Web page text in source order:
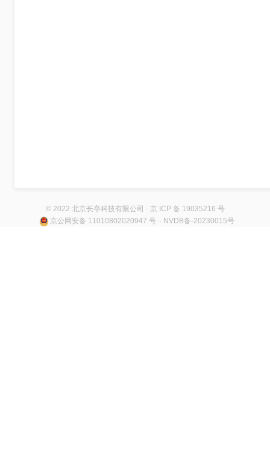
© 2022 北京长亭科技有限公司 · 京 ICP 备 19035216 号
京公网安备 11010802020947 号 · NVDB备-20230015号